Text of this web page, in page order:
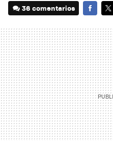
36 comentarios